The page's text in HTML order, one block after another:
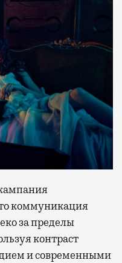
коммуникация
за пределы
контраст
и современными